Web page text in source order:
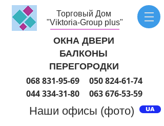
Торговый Дом
"Viktoria-Group plus"
ОКНА ДВЕРИ
БАЛКОНЫ
ПЕРЕГОРОДКИ
068 831-95-69
050 824-61-74
044 334-31-80
063 676-53-59
Наши офисы (фото) UA